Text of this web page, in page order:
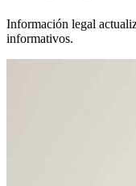
Información legal
informativos.